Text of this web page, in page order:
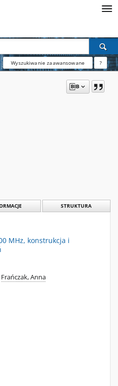
Wyszukiwanie zaawansowane ?
STRUKTURA
MHz, konstrukcja i
Frańczak, Anna